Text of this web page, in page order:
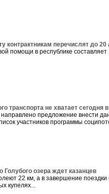
перечислят до 20
помощи в республике
транспорта не хватает сегодня
направлено предложение внести
участников программы
озера ждет казанцев
22 км, а в завершение поездки
купелях...